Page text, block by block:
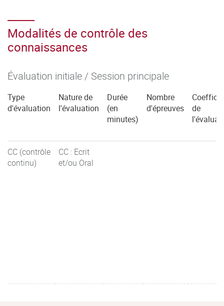
Modalités de contrôle des
connaissances
Évaluation initiale / Session principale
Type
d'évaluation
Nature de
l'évaluation
Durée
(en
minutes)
Nombre
d'épreuves
de
CC (contrôle
continu)
CC : Ecrit
et/ou Oral